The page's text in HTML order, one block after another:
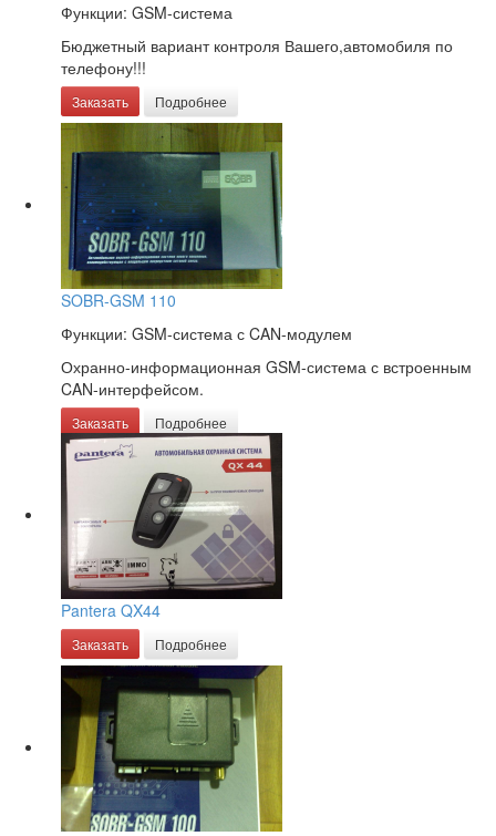
Функции: GSM-система
Бюджетный вариант контроля Вашего,автомобиля по
телефону!!!
Заказать Подробнее
SOBR-GSM 110
Функции: GSM-система с CAN-модулем
Охранно-информационная GSM-система с встроенным
CAN-интерфейсом.
Заказать Подробнее
Pantera QX44
Заказать Подробнее